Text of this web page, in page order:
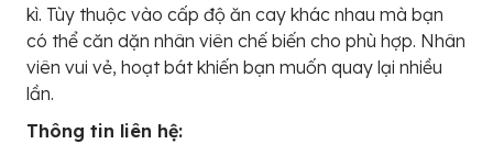
kì. Tùy thuộc vào cấp độ ăn cay khác nhau mà bạn
có thể căn dặn nhân viên chế biến cho phù hợp. Nhân
viên vui vẻ, hoạt bát khiến bạn muốn quay lại nhiều
lần.
Thông tin liên hệ: